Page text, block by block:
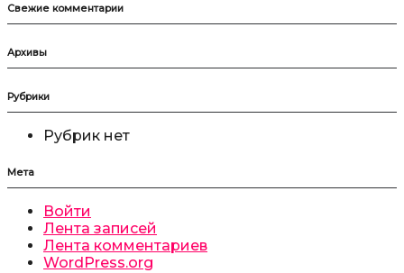
Свежие комментарии
Архивы
Рубрики
Рубрик нет
Мета
Войти
Лента записей
Лента комментариев
WordPress.org